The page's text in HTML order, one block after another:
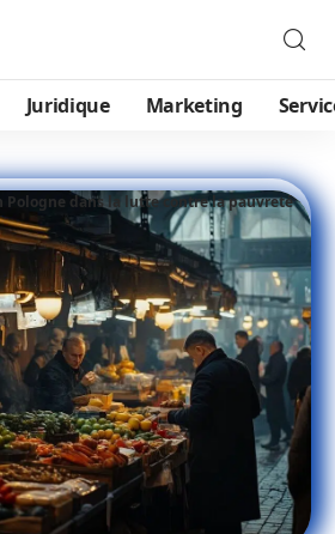
Juridique Marketing
Pologne dans la lutte contre la pauvreté